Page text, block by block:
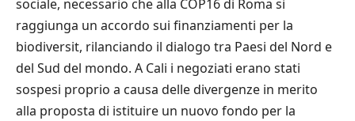
sociale, necessario che alla COP16 di Roma si
raggiunga un accordo sui finanziamenti per la
biodiversit, rilanciando il dialogo tra Paesi del Nord e
del Sud del mondo. A Cali i negoziati erano stati
sospesi proprio a causa delle divergenze in merito
alla proposta di istituire un nuovo fondo per la